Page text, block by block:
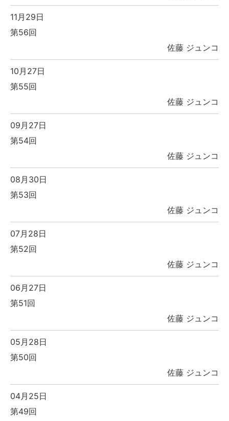
11月29日
第56回
佐藤 ジュンコ
10月27日
第55回
佐藤 ジュンコ
09月27日
第54回
佐藤 ジュンコ
08月30日
第53回
佐藤 ジュンコ
07月28日
第52回
佐藤 ジュンコ
06月27日
第51回
佐藤 ジュンコ
05月28日
第50回
佐藤 ジュンコ
04月25日
第49回